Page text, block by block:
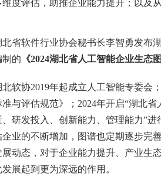
度评估，助推企业能力提升；以及
北省软件行业协会秘书长李智勇发布
制的 《2024湖北省人工智能企业生态图
北软协2019年起成立人工智能专委会
与评估规范》；2024年开启“湖北
、研发投入、创新能力、管理能力”
企业的不断增加，图谱也定期逐步完
展动态，对于企业能力提升、产业生
展起到更为深远的作用。